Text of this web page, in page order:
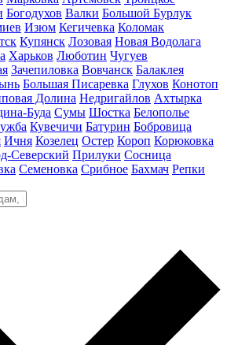
Богодухов Валки Большой Бурлук
Изюм Кегичевка Коломак
Купянск Лозовая Новая Водолага
Харьков Люботин Чугуев
Зачепиловка Вовчанск Балаклея
Большая Писаревка Глухов Конотоп
Долина Недригайлов Ахтырка
Буда Сумы Шостка Белополье
Кувечичи Батурин Бобровица
Ичня Козелец Остер Короп Корюковка
Северский Прилуки Сосница
Семеновка Срибное Бахмач Репки